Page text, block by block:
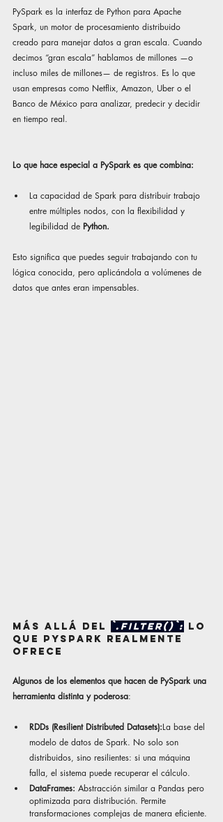
PySpark es la interfaz de Python para Apache
Spark, un motor de procesamiento distribuido
creado para manejar datos a gran escala. Cuando
decimos “gran escala” hablamos de millones —o
incluso miles de millones— de registros. Es lo que
usan empresas como Netflix, Amazon, Uber o el
Banco de México para analizar, predecir y decidir
en tiempo real.
Lo que hace especial a PySpark es que combina:
La capacidad de Spark para distribuir trabajo
entre múltiples nodos, con la flexibilidad y
legibilidad de Python.
Esto significa que puedes seguir trabajando con tu
lógica conocida, pero aplicándola a volúmenes de
datos que antes eran impensables.
Más allá del `.filter()`: lo
que PySpark realmente
ofrece
Algunos de los elementos que hacen de PySpark una
herramienta distinta y poderosa:
RDDs (Resilient Distributed Datasets):La base del
modelo de datos de Spark. No solo son
distribuidos, sino resilientes: si una máquina
falla, el sistema puede recuperar el cálculo.
DataFrames: Abstracción similar a Pandas pero
optimizada para distribución. Permite
transformaciones complejas de manera eficiente.